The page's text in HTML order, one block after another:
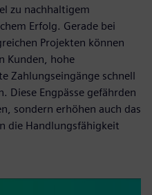
zu nachhaltigem
Erfolg. Gerade bei
Projekten können
Kunden, hohe
Zahlungseingänge schnell
Diese Engpässe gefährden
sondern erhöhen auch das
die Handlungsfähigkeit